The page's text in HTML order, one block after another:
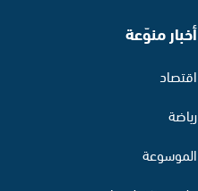
أخبار منوّعة
اقتصاد
رياضة
الموسوعة